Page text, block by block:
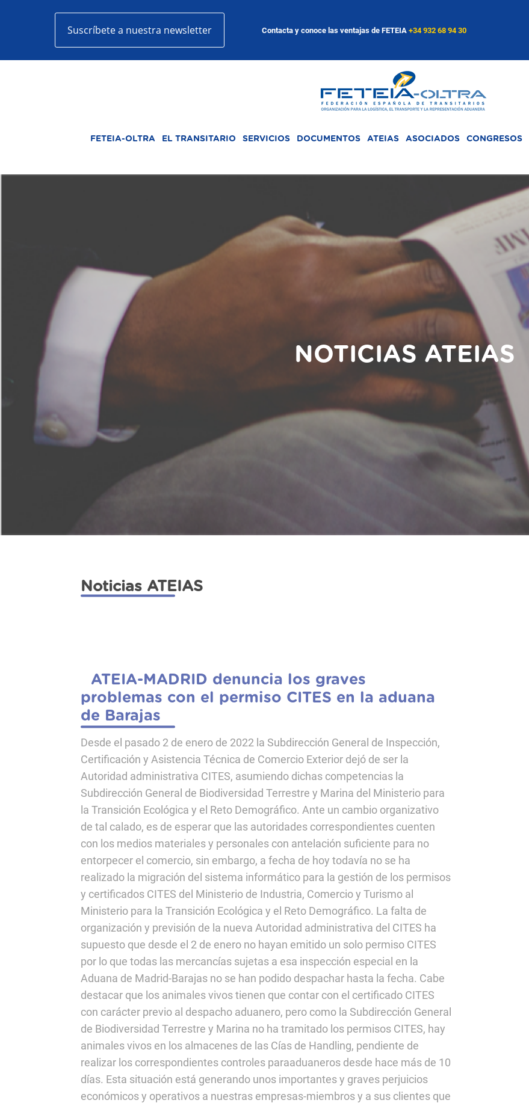
Suscríbete a nuestra newsletter Contacta y conoce las ventajas de FETEIA +34 932 68 94 30
FETEIA-OLTRA EL TRANSITARIO SERVICIOS DOCUMENTOS ATEIAS ASOCIADOS CONGRESOS
NOTICIAS ATEIAS
Noticias ATEIAS
ATEIA-MADRID denuncia los graves
problemas con el permiso CITES en la aduana
de Barajas
Desde el pasado 2 de enero de 2022 la Subdirección General de Inspección,
Certificación y Asistencia Técnica de Comercio Exterior dejó de ser la
Autoridad administrativa CITES, asumiendo dichas competencias la
Subdirección General de Biodiversidad Terrestre y Marina del Ministerio para
la Transición Ecológica y el Reto Demográfico. Ante un cambio organizativo
de tal calado, es de esperar que las autoridades correspondientes cuenten
con los medios materiales y personales con antelación suficiente para no
entorpecer el comercio, sin embargo, a fecha de hoy todavía no se ha
realizado la migración del sistema informático para la gestión de los permisos
y certificados CITES del Ministerio de Industria, Comercio y Turismo al
Ministerio para la Transición Ecológica y el Reto Demográfico. La falta de
organización y previsión de la nueva Autoridad administrativa del CITES ha
supuesto que desde el 2 de enero no hayan emitido un solo permiso CITES
por lo que todas las mercancías sujetas a esa inspección especial en la
Aduana de Madrid-Barajas no se han podido despachar hasta la fecha. Cabe
destacar que los animales vivos tienen que contar con el certificado CITES
con carácter previo al despacho aduanero, pero como la Subdirección General
de Biodiversidad Terrestre y Marina no ha tramitado los permisos CITES, hay
animales vivos en los almacenes de las Cías de Handling, pendiente de
realizar los correspondientes controles paraaduaneros desde hace más de 10
días. Esta situación está generando unos importantes y graves perjuicios
económicos y operativos a nuestras empresas-miembros y a sus clientes que